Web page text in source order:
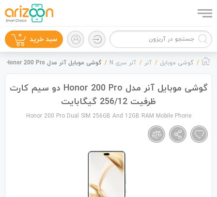
سبد خرید 0
گوشی موبایل آنر آنر سری N گوشی موبایل آنر مدل Honor 200 Pro دو سیم کارت ظرفیت 256/12 گیگابایت
گوشی موبایل آنر مدل Honor 200 Pro دو سیم کارت
ظرفیت 256/12 گیگابایت
Honor 200 Pro Dual SIM 256GB And 12GB RAM Mobile Phone